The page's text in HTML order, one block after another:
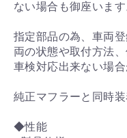
ない場合も御座います
指定部品の為、車両
両の状態や取付方法
車検対応出来ない場合
純正マフラーと同時
◆性能